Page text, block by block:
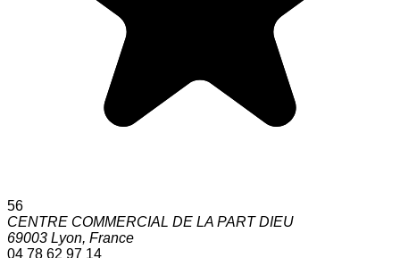
56
CENTRE COMMERCIAL DE LA PART DIEU
69003 Lyon, France
04 78 62 97 14